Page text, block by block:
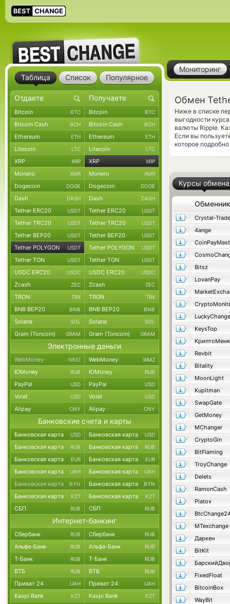
Мониторинг
Обмен
Ниже в списке
выгодности
валюты Ripple.
Если вы
которое
Курсы обмена
Обменник
Crystal-Trade
4ange
Bitsz
LovanPay
LuckyChange
KeysTop
Revbit
Bitality
MoonLight
Kupitman
SwapGate
GetMoney
MChanger
CryptoGin
BitFlaming
TroyChange
Delets
RamonCash
Platov
MTexchange
Даркен
BitKit
FixedFloat
BitcoinBox
WayBit
Таблица Список Популярное
Bitcoin BTC Bitcoin BTC
Bitcoin Cash BCH Bitcoin Cash BCH
Ethereum ETH Ethereum ETH
Litecoin LTC Litecoin LTC
XRP XRP XRP XRP
Monero XMR Monero XMR
Dogecoin DOGE Dogecoin DOGE
Dash DASH Dash DASH
Tether ERC20 USDT Tether ERC20 USDT
Tether TRC20 USDT Tether TRC20 USDT
Tether BEP20 USDT Tether BEP20 USDT
Tether POLYGON USDT Tether POLYGON USDT
Tether TON USDT Tether TON USDT
USDC ERC20 USDC USDC ERC20 USDC
Zcash ZEC Zcash ZEC
TRON TRX TRON TRX
BNB BEP20 BNB BNB BEP20 BNB
Solana SOL Solana SOL
Gram (Toncoin) GRAM Gram (Toncoin) GRAM
Электронные деньги
WebMoney WMZ WebMoney WMZ
ЮMoney RUB ЮMoney RUB
PayPal USD PayPal USD
Volet USD Volet USD
Alipay CNY Alipay CNY
Банковские счета и карты
Банковская карта USD Банковская карта USD
Банковская карта RUB Банковская карта RUB
Банковская карта EUR Банковская карта EUR
Банковская карта UAH Банковская карта UAH
Банковская карта BYN Банковская карта BYN
Банковская карта KZT Банковская карта KZT
СБП RUB СБП RUB
Интернет-банкинг
Сбербанк RUB Сбербанк RUB
Альфа-Банк RUB Альфа-Банк RUB
Т-Банк RUB Т-Банк RUB
ВТБ RUB ВТБ RUB
Приват 24 UAH Приват 24 UAH
Kaspi Bank KZT Kaspi Bank KZT